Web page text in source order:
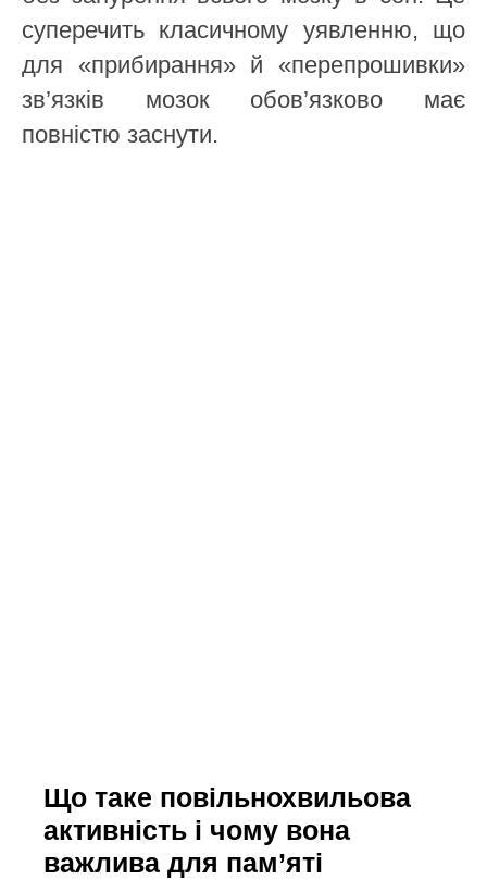
суперечить класичному уявленню, що
для «прибирання» й «перепрошивки»
зв’язків мозок обов’язково має
повністю заснути.
Що таке повільнохвильова
активність і чому вона
важлива для пам’яті